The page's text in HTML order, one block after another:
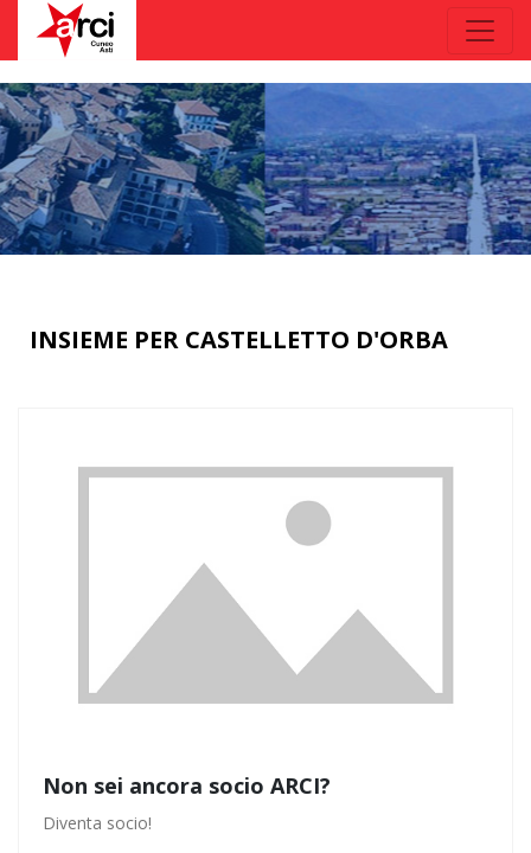
INSIEME PER CASTELLETTO D'ORBA
Non sei ancora socio ARCI?
Diventa socio!